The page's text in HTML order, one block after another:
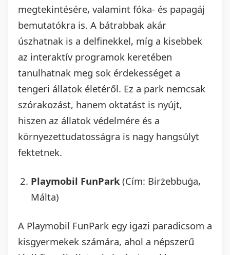
megtekintésére, valamint fóka- és papagáj
bemutatókra is. A bátrabbak akár
úszhatnak is a delfinekkel, míg a kisebbek
az interaktív programok keretében
tanulhatnak meg sok érdekességet a
tengeri állatok életéről. Ez a park nemcsak
szórakozást, hanem oktatást is nyújt,
hiszen az állatok védelmére és a
környezettudatosságra is nagy hangsúlyt
fektetnek.
Playmobil FunPark (Cím: Birżebbuġa,
Málta)
A Playmobil FunPark egy igazi paradicsom a
kisgyermekek számára, ahol a népszerű